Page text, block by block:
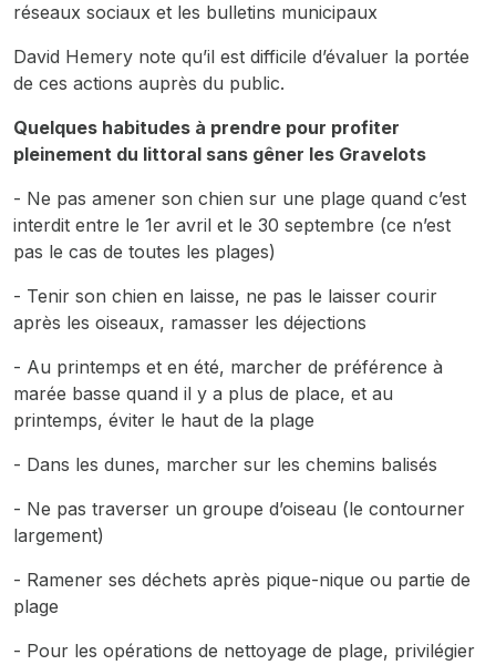
réseaux sociaux et les bulletins municipaux
David Hemery note qu’il est difficile d’évaluer la portée
de ces actions auprès du public.
Quelques habitudes à prendre pour profiter
pleinement du littoral sans gêner les Gravelots
- Ne pas amener son chien sur une plage quand c’est
interdit entre le 1er avril et le 30 septembre (ce n’est
pas le cas de toutes les plages)
- Tenir son chien en laisse, ne pas le laisser courir
après les oiseaux, ramasser les déjections
- Au printemps et en été, marcher de préférence à
marée basse quand il y a plus de place, et au
printemps, éviter le haut de la plage
- Dans les dunes, marcher sur les chemins balisés
- Ne pas traverser un groupe d’oiseau (le contourner
largement)
- Ramener ses déchets après pique-nique ou partie de
plage
- Pour les opérations de nettoyage de plage, privilégier